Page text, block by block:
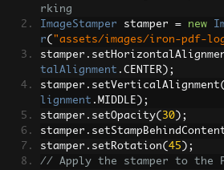
rking
ImageStamper stamper = new
r( "assets/images/iron-pdf-
stamper .
talAlignment . CENTER );
stamper . setVerticalAlignment(
lignment . MIDDLE );
stamper . setOpacity( 30 );
stamper .
stamper . setRotation( 45 );
// Apply the stamper to the